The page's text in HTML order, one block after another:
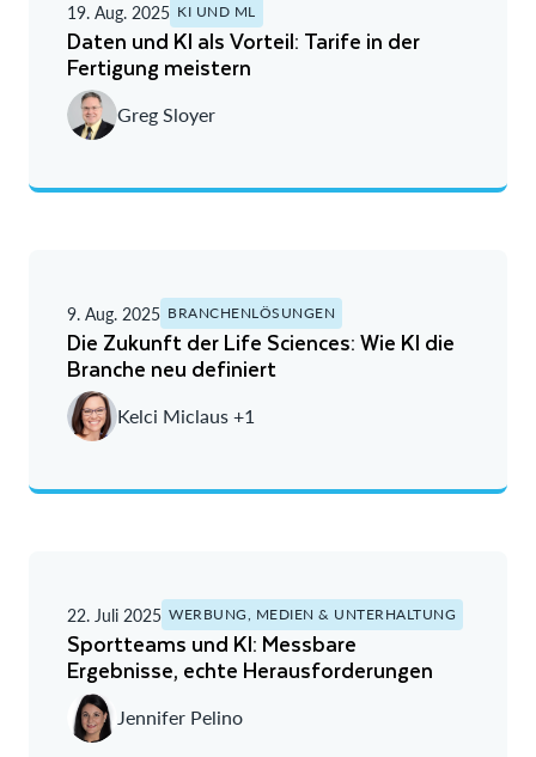
19. Aug. 2025 KI UND ML
Daten und KI als Vorteil: Tarife in der
Fertigung meistern
Greg Sloyer
9. Aug. 2025 BRANCHENLÖSUNGEN
Die Zukunft der Life Sciences: Wie KI die
Branche neu definiert
Kelci Miclaus +1
22. Juli 2025 WERBUNG, MEDIEN & UNTERHALTUNG
Sportteams und KI: Messbare
Ergebnisse, echte Herausforderungen
Jennifer Pelino